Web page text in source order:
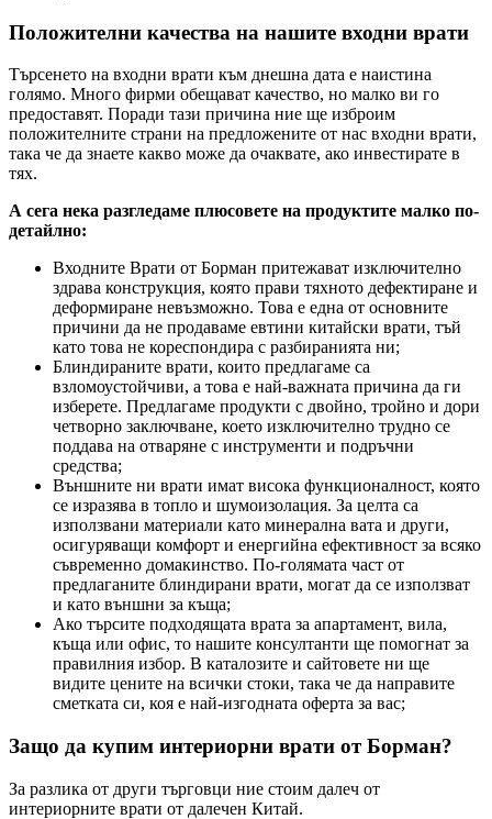
Положителни качества на нашите входни врати
Търсенето на входни врати към днешна дата е наистина
голямо. Много фирми обещават качество, но малко ви го
предоставят. Поради тази причина ние ще изброим
положителните страни на предложените от нас входни врати,
така че да знаете какво може да очаквате, ако инвестирате в
тях.
А сега нека разгледаме плюсовете на продуктите малко по-
детайлно:
Входните Врати от Борман притежават изключително
здрава конструкция, която прави тяхното дефектиране и
деформиране невъзможно. Това е една от основните
причини да не продаваме евтини китайски врати, тъй
като това не кореспондира с разбиранията ни;
Блиндираните врати, които предлагаме са
взломоустойчиви, а това е най-важната причина да ги
изберете. Предлагаме продукти с двойно, тройно и дори
четворно заключване, което изключително трудно се
поддава на отваряне с инструменти и подръчни
средства;
Външните ни врати имат висока функционалност, която
се изразява в топло и шумоизолация. За целта са
използвани материали като минерална вата и други,
осигуряващи комфорт и енергийна ефективност за всяко
съвременно домакинство. По-голямата част от
предлаганите блиндирани врати, могат да се използват
и като външни за къща;
Ако търсите подходящата врата за апартамент, вила,
къща или офис, то нашите консултанти ще помогнат за
правилния избор. В каталозите и сайтовете ни ще
видите цените на всички стоки, така че да направите
сметката си, коя е най-изгодната оферта за вас;
Защо да купим интериорни врати от Борман?
За разлика от други търговци ние стоим далеч от
интериорните врати от далечен Китай.